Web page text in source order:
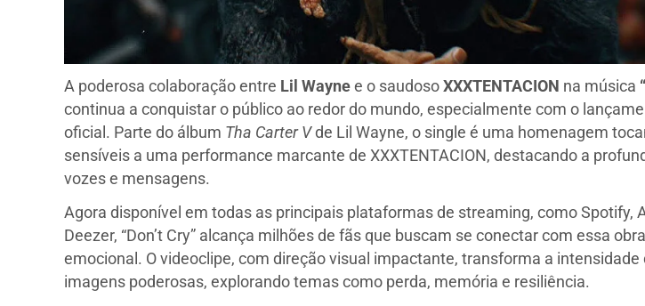
A poderosa colaboração entre Lil Wayne e o saudoso XXXTENTACION na música
continua a conquistar o público ao redor do mundo, especialmente com o
oficial. Parte do álbum Tha Carter Vde Lil Wayne, o single é uma homenagem
sensíveis a uma performance marcante de XXXTENTACION, destacando a
vozes e mensagens.
Agora disponível em todas as principais plataformas de streaming, como Spotify,
Deezer, “Don’t Cry” alcança milhões de fãs que buscam se conectar com essa
emocional. O videoclipe, com direção visual impactante, transforma a intensidade
imagens poderosas, explorando temas como perda, memória e resiliência.